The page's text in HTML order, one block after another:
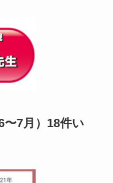
〜7月）18件い